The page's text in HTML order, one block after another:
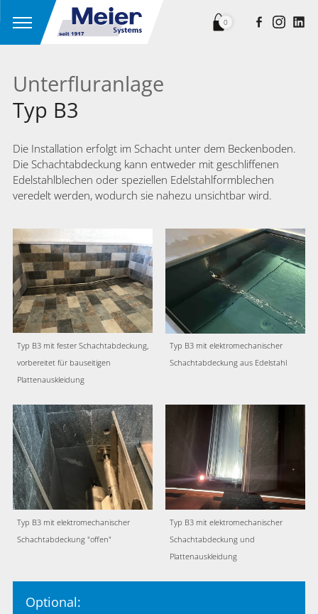
0
Typ B3
Unterfluranlage
Die Installation erfolgt im Schacht unter dem Beckenboden.
Die Schachtabdeckung kann entweder mit geschliffenen
Edelstahlblechen oder speziellen Edelstahlformblechen
veredelt werden, wodurch sie nahezu unsichtbar wird.
Typ B3 mit fester Schachtabdeckung,
vorbereitet für bauseitigen
Plattenauskleidung
Typ B3 mit elektromechanischer
Schachtabdeckung aus Edelstahl
Typ B3 mit elektromechanischer
Schachtabdeckung "offen"
Typ B3 mit elektromechanischer
Schachtabdeckung und
Plattenauskleidung
Optional: